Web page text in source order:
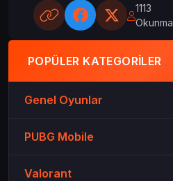
1113
Okunma
POPÜLER KATEGORILER
Genel Oyunlar
PUBG Mobile
Valorant